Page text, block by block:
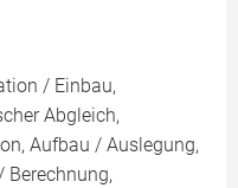
/ Einbau,
Abgleich,
Aufbau / Auslegung,
Berechnung,